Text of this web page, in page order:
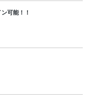
可能！！